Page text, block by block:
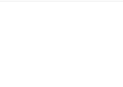
olabilirler. Bu alanda